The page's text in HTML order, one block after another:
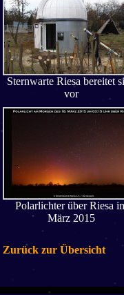
Sternwarte Riesa bereitet
vor
Polarlichter über Riesa
März 2015
Zurück zur Übersicht